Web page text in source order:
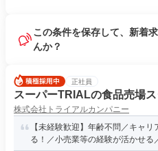
この条件を保存して、新着
んか？
正社員
スーパーTRIALの食品売場
株式会社トライアルカンパニー
【未経験歓迎】年齢不問／キャ
る！／小売業等の経験が活かせる